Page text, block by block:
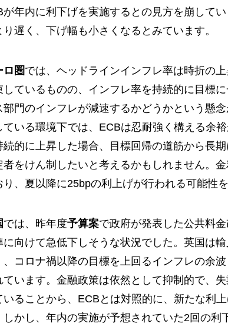
が年内に利下げを実施するとの見方を崩して
り遅く、下げ幅も小さくなるとみています。
ロ圏 では、ヘッドラインインフレ率は時折の
しているものの、インフレ率を持続的に目標
部門のインフレが減速するかどうかという懸
ている環境下では、ECBは忍耐強く構える余
続的に上昇した場合、目標回帰の道筋から長
者をけん制したいと考えるかもしれません。
り、夏以降に25bpの利上げが行われる可能性
では、昨年度予算案で政府が発表した公共料
に向けて急低下しそうな状況でした。英国は
、コロナ禍以降の目標を上回るインフレの余
ています。金融政策は依然として抑制的で、
いることから、ECBとは対照的に、新たな利
しかし、年内の実施が予想されていた2回の利